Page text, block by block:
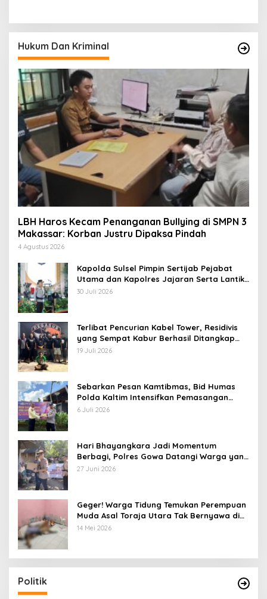
Hukum Dan Kriminal
LBH Haros Kecam Penanganan Bullying di SMPN 3
Makassar: Korban Justru Dipaksa Pindah
4 Agustus 2026
Kapolda Sulsel Pimpin Sertijab Pejabat
Utama dan Kapolres Jajaran Serta Lantik
Karolog dan Kapolresta Gowa
30 Juli 2026
Terlibat Pencurian Kabel Tower, Residivis
yang Sempat Kabur Berhasil Ditangkap
Tim Gabungan di Jeneponto
19 Juli 2026
Sebarkan Pesan Kamtibmas, Bid Humas
Polda Kaltim Intensifkan Pemasangan
Spanduk serta Pembagian Stiker
6 Juli 2026
Hari Bhayangkara Jadi Momentum
Berbagi, Polres Gowa Datangi Warga yang
Membutuhkan
27 Juni 2026
Geger! Warga Tidung Temukan Perempuan
Muda Asal Toraja Utara Tak Bernyawa di
Kamar Kos
14 Mei 2026
Politik